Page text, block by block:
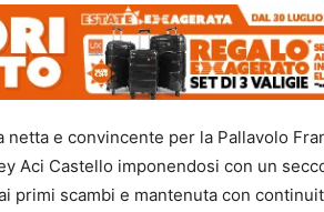
netta e convincente per la Pallavolo
Aci Castello imponendosi con un
primi scambi e mantenuta con